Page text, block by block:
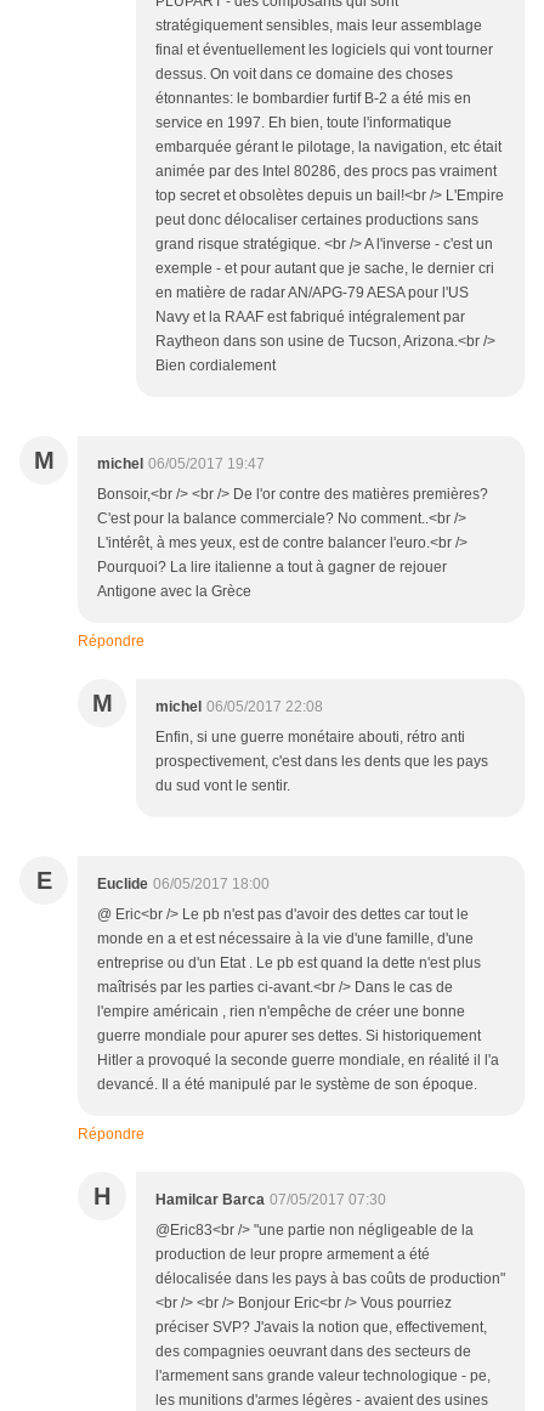
stratégiquement sensibles, mais leur assemblage
final et éventuellement les logiciels qui vont tourner
dessus. On voit dans ce domaine des choses
étonnantes: le bombardier furtif B-2 a été mis en
service en 1997. Eh bien, toute l'informatique
embarquée gérant le pilotage, la navigation, etc était
animée par des Intel 80286, des procs pas vraiment
top secret et obsolètes depuis un bail!<br /> L'Empire
peut donc délocaliser certaines productions sans
grand risque stratégique. <br /> A l'inverse - c'est un
exemple - et pour autant que je sache, le dernier cri
en matière de radar AN/APG-79 AESA pour l'US
Navy et la RAAF est fabriqué intégralement par
Raytheon dans son usine de Tucson, Arizona.<br />
Bien cordialement
M michel 06/05/2017 19:47
Bonsoir,<br /> <br /> De l'or contre des matières premières?
C'est pour la balance commerciale? No comment..<br />
L'intérêt, à mes yeux, est de contre balancer l'euro.<br />
Pourquoi? La lire italienne a tout à gagner de rejouer
Antigone avec la Grèce
Répondre
M michel 06/05/2017 22:08
Enfin, si une guerre monétaire abouti, rétro anti
prospectivement, c'est dans les dents que les pays
du sud vont le sentir.
E Euclide 06/05/2017 18:00
@ Eric<br /> Le pb n'est pas d'avoir des dettes car tout le
monde en a et est nécessaire à la vie d'une famille, d'une
entreprise ou d'un Etat . Le pb est quand la dette n'est plus
maîtrisés par les parties ci-avant.<br /> Dans le cas de
l'empire américain , rien n'empêche de créer une bonne
guerre mondiale pour apurer ses dettes. Si historiquement
Hitler a provoqué la seconde guerre mondiale, en réalité il l'a
devancé. Il a été manipulé par le système de son époque.
Répondre
H Hamilcar Barca 07/05/2017 07:30
@Eric83<br /> "une partie non négligeable de la
production de leur propre armement a été
délocalisée dans les pays à bas coûts de production"
<br /> <br /> Bonjour Eric<br /> Vous pourriez
préciser SVP? J'avais la notion que, effectivement,
des compagnies oeuvrant dans des secteurs de
l'armement sans grande valeur technologique - pe,
les munitions d'armes légères - avaient des usines